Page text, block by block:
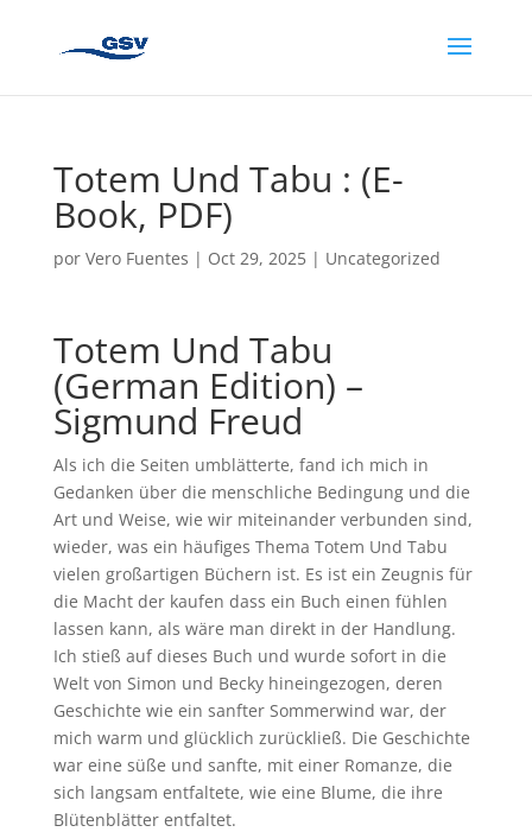
Totem Und Tabu : (E-
Book, PDF)
por Vero Fuentes | Oct 29, 2025| Uncategorized
Totem Und Tabu
(German Edition) –
Sigmund Freud
Als ich die Seiten umblätterte, fand ich mich in
Gedanken über die menschliche Bedingung und die
Art und Weise, wie wir miteinander verbunden sind,
wieder, was ein häufiges Thema Totem Und Tabu
vielen großartigen Büchern ist. Es ist ein Zeugnis für
die Macht der kaufen dass ein Buch einen fühlen
lassen kann, als wäre man direkt in der Handlung.
Ich stieß auf dieses Buch und wurde sofort in die
Welt von Simon und Becky hineingezogen, deren
Geschichte wie ein sanfter Sommerwind war, der
mich warm und glücklich zurückließ. Die Geschichte
war eine süße und sanfte, mit einer Romanze, die
sich langsam entfaltete, wie eine Blume, die ihre
Blütenblätter entfaltet.